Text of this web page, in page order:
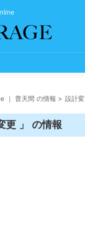
｜ 普天間 の情報 > 設計
更 」 の情報